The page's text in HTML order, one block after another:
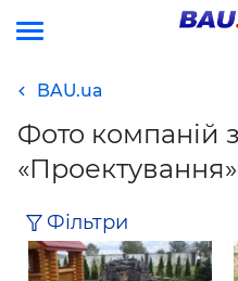
BAU.ua
Фото компаній
«Проектування»
Фільтри